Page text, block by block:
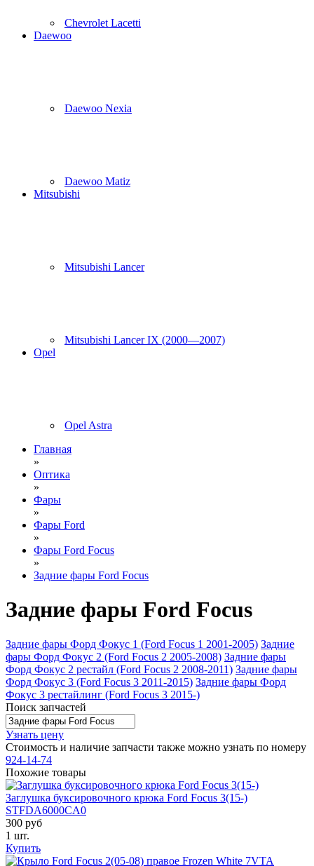
Chevrolet Lacetti
Daewoo
Daewoo Nexia
Daewoo Matiz
Mitsubishi
Mitsubishi Lancer
Mitsubishi Lancer IX (2000—2007)
Opel
Opel Astra
Главная
»
Оптика
»
Фары
»
Фары Ford
»
Фары Ford Focus
»
Задние фары Ford Focus
Задние фары Ford Focus
Задние фары Форд Фокус 1 (Ford Focus 1 2001-2005) Задние
фары Форд Фокус 2 (Ford Focus 2 2005-2008) Задние фары
Форд Фокус 2 рестайл (Ford Focus 2 2008-2011) Задние фары
Форд Фокус 3 (Ford Focus 3 2011-2015) Задние фары Форд
Фокус 3 рестайлинг (Ford Focus 3 2015-)
Поиск запчастей
Узнать цену
Стоимость и наличие запчасти также можно узнать по номеру
924-14-74
Похожие товары
Заглушка буксировочного крюка Ford Focus 3(15-)
STFDA6000CA0
300 руб
1 шт.
Купить